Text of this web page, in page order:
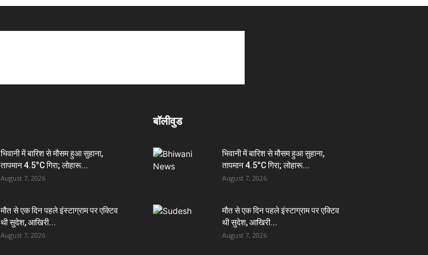
भिवानी में बारिश से मौसम हुआ सुहाना,
तापमान 4.5°C गिरा; लोहारू...
August 7, 2026
मौत से एक दिन पहले इंस्टाग्राम पर एक्टिव
थी सुदेश, आखिरी...
August 7, 2026
बॉलीवुड
भिवानी में बारिश से मौसम हुआ सुहाना,
तापमान 4.5°C गिरा; लोहारू...
August 7, 2026
मौत से एक दिन पहले इंस्टाग्राम पर एक्टिव
थी सुदेश, आखिरी...
August 7, 2026